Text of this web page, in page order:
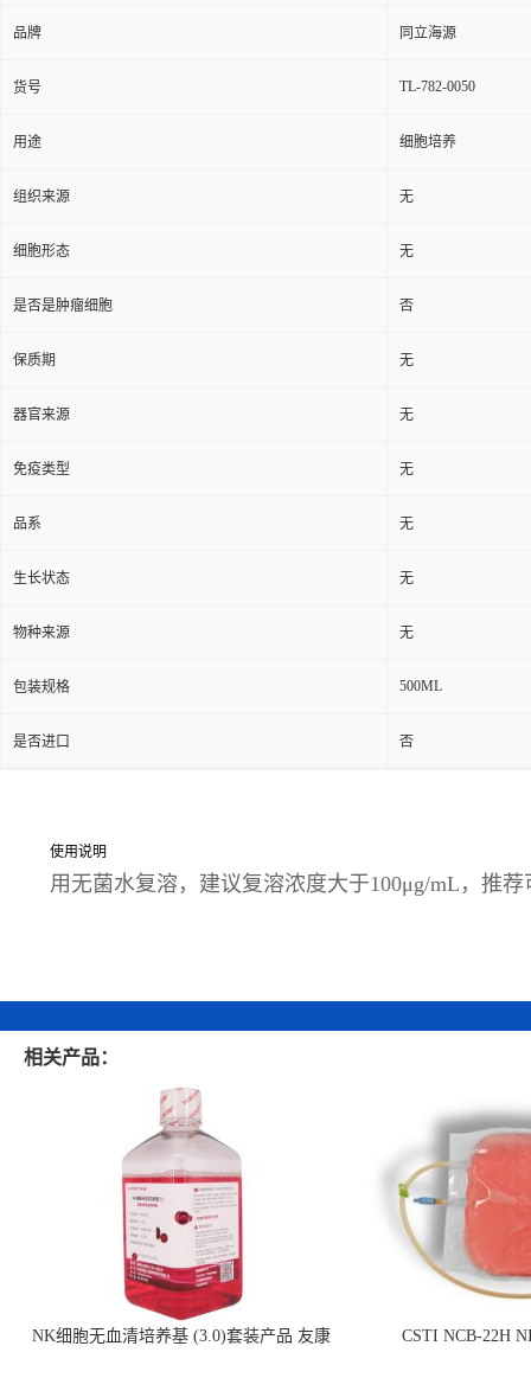
品牌 同立海源
货号 TL-782-0050
用途 细胞培养
组织来源 无
细胞形态 无
是否是肿瘤细胞 否
保质期 无
器官来源 无
免疫类型 无
品系 无
生长状态 无
物种来源 无
包装规格 500ML
是否进口 否
使用说明
用无菌水复溶，建议复溶浓度大于100μg/mL，推
相关产品：
NK细胞无血清培养基 (3.0)套装产品 友康
CSTI NCB-22H